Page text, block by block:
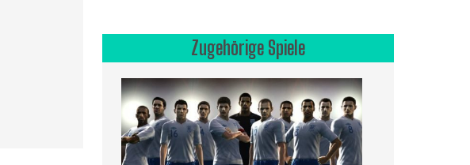
Zugehörige Spiele